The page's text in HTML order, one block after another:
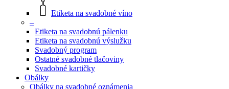
Etiketa na svadobné víno
–
Etiketa na svadobnú pálenku
Etiketa na svadobnú výslužku
Svadobný program
Ostatné svadobné tlačoviny
Svadobné kartičky
Obálky
Obálky na svadobné oznámenia